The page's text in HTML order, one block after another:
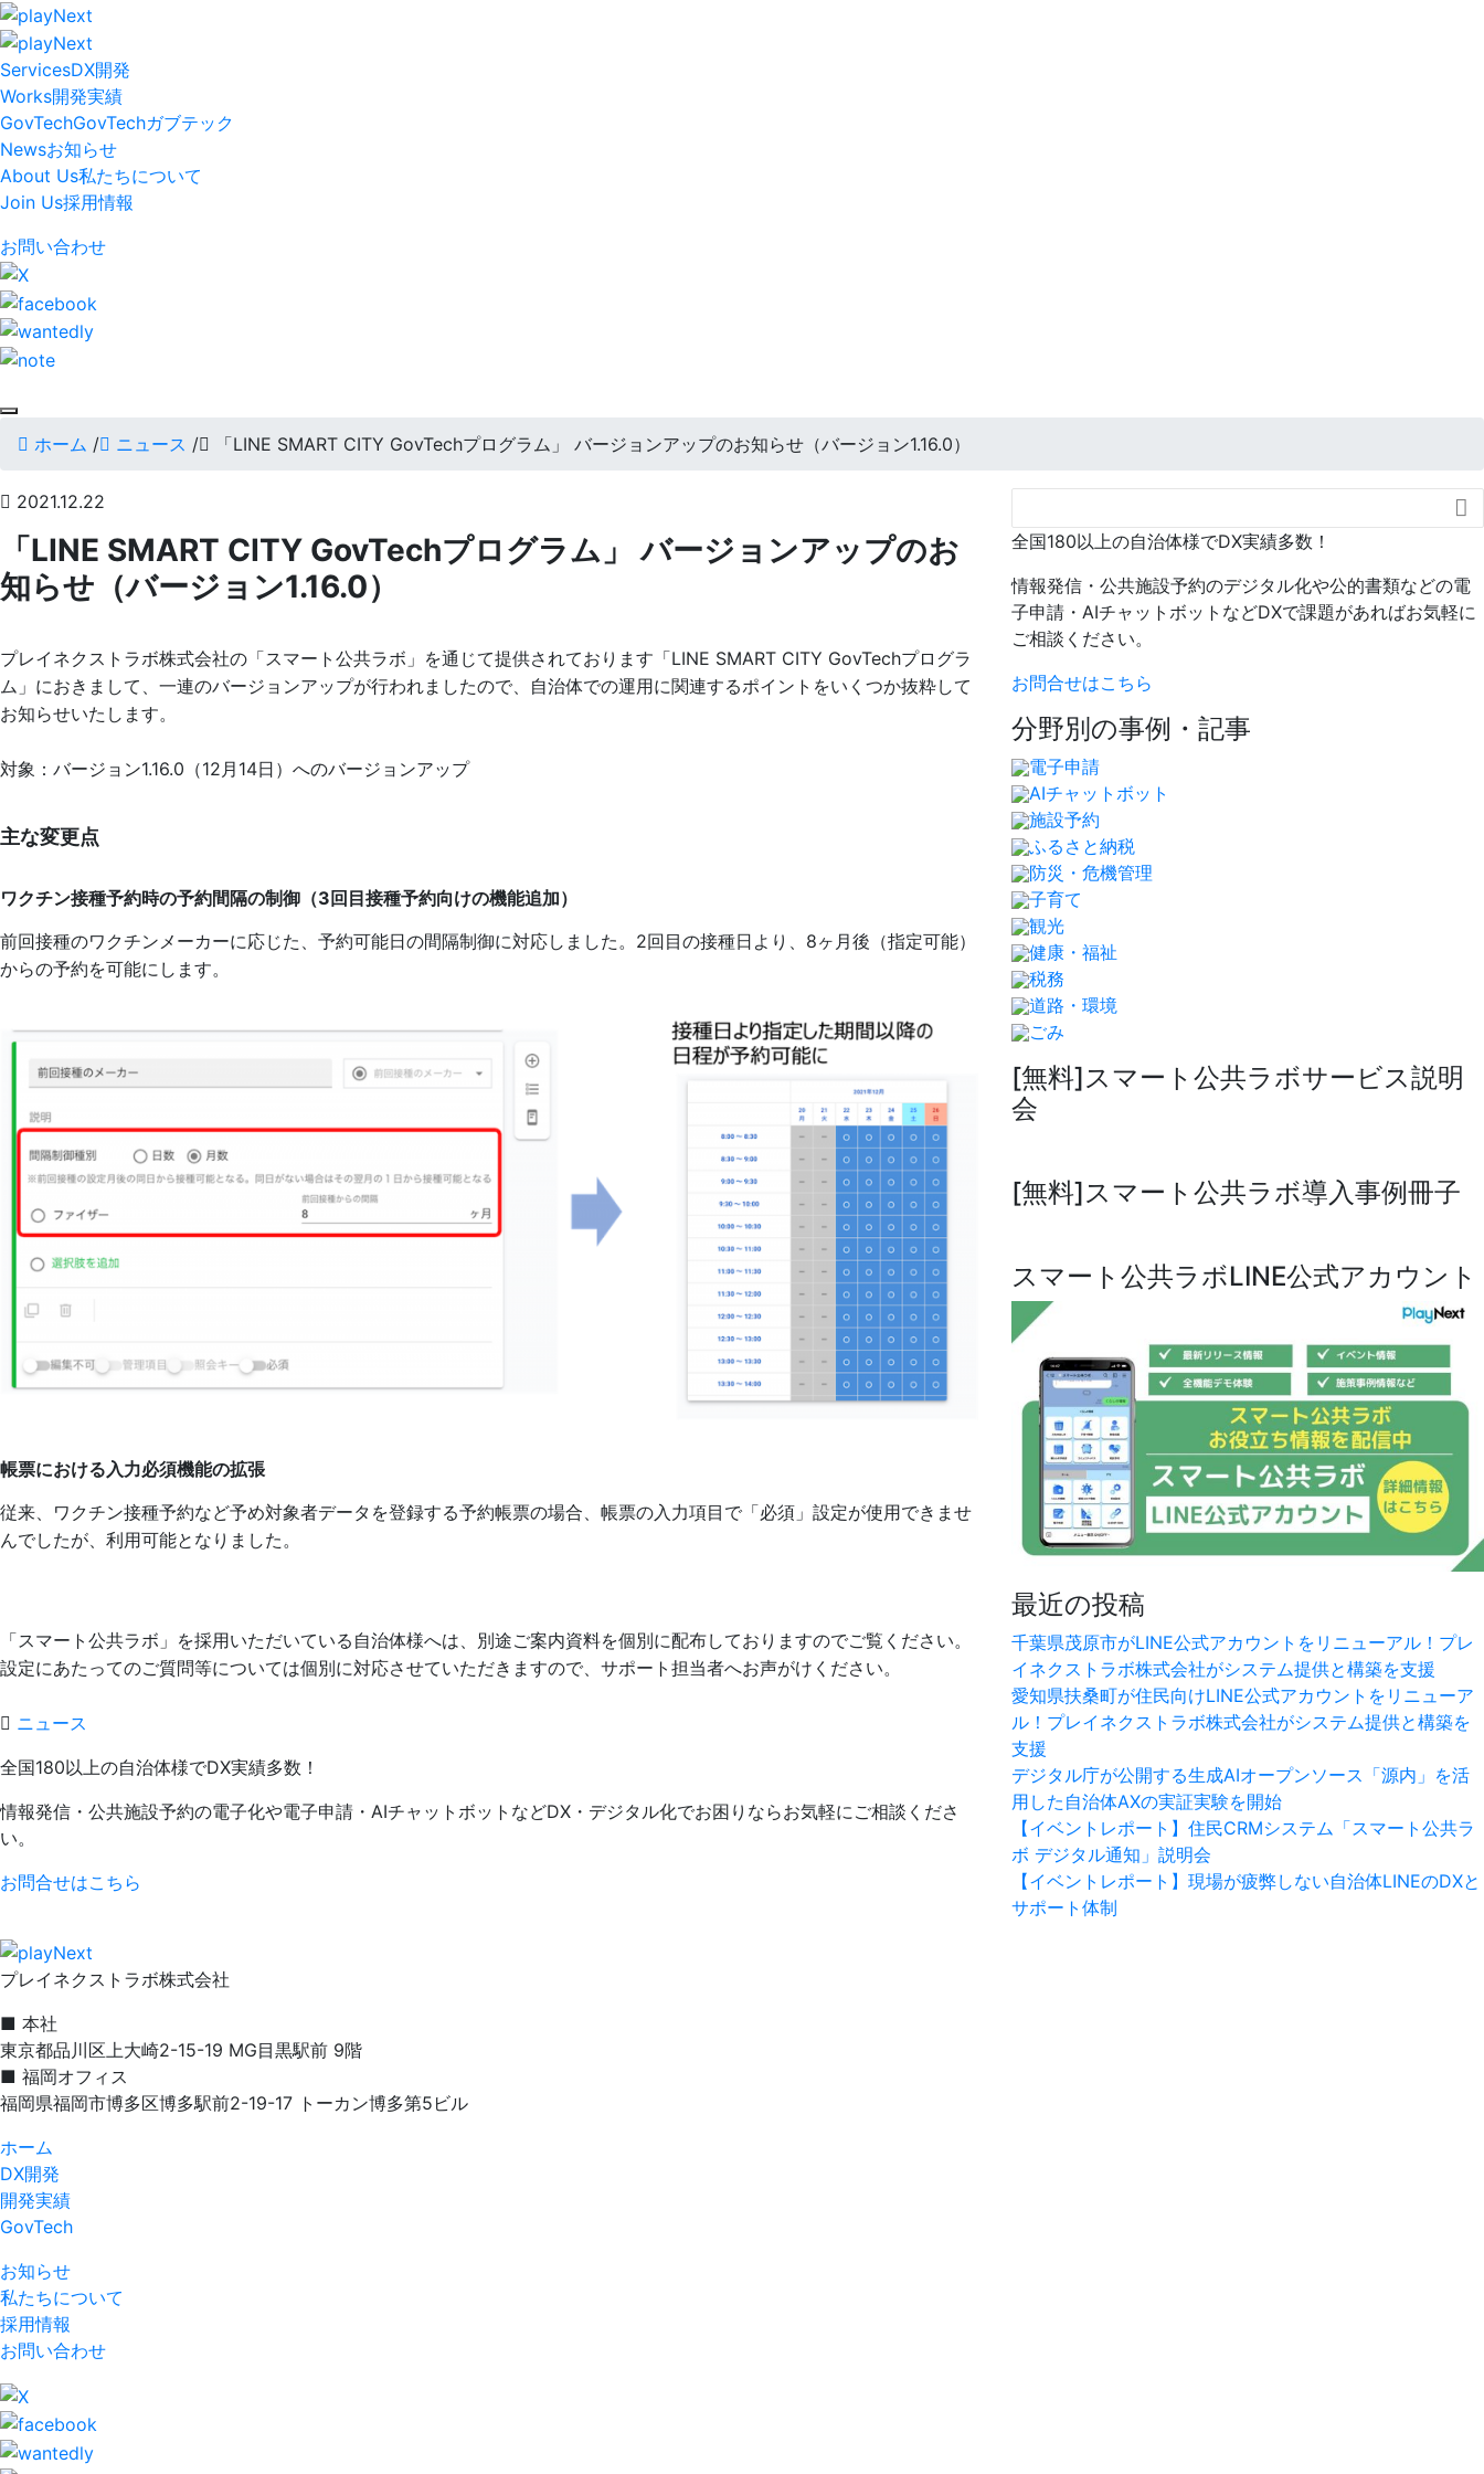
ServicesDX開発
Works開発実績
GovTechGovTechガブテック
Newsお知らせ
About Us私たちについて
Join Us採用情報
お問い合わせ
ホーム / ニュース / 「LINE SMART CITY GovTechプログラム」 バージョンアップのお知らせ（バージョン1.16.0）
2021.12.22
「LINE SMART CITY GovTechプログラム」 バージョンアップのお
知らせ（バージョン1.16.0）
プレイネクストラボ株式会社の「スマート公共ラボ」を通じて提供されております「LINE SMART CITY GovTechプログラ
ム」におきまして、一連のバージョンアップが行われましたので、自治体での運用に関連するポイントをいくつか抜粋して
お知らせいたします。
対象：バージョン1.16.0（12月14日）へのバージョンアップ
主な変更点
ワクチン接種予約時の予約間隔の制御（3回目接種予約向けの機能追加）
前回接種のワクチンメーカーに応じた、予約可能日の間隔制御に対応しました。2回目の接種日より、8ヶ月後（指定可能）
からの予約を可能にします。
帳票における入力必須機能の拡張
従来、ワクチン接種予約など予め対象者データを登録する予約帳票の場合、帳票の入力項目で「必須」設定が使用できませ
んでしたが、利用可能となりました。
「スマート公共ラボ」を採用いただいている自治体様へは、別途ご案内資料を個別に配布しておりますのでご覧ください。
設定にあたってのご質問等については個別に対応させていただきますので、サポート担当者へお声がけください。
ニュース
全国180以上の自治体様でDX実績多数！
情報発信・公共施設予約の電子化や電子申請・AIチャットボットなどDX・デジタル化でお困りならお気軽にご相談くださ
い。
お問合せはこちら

全国180以上の自治体様でDX実績多数！
情報発信・公共施設予約のデジタル化や公的書類などの電
子申請・AIチャットボットなどDXで課題があればお気軽に
ご相談ください。
お問合せはこちら
分野別の事例・記事
電子申請
AIチャットボット
施設予約
ふるさと納税
防災・危機管理
子育て
観光
健康・福祉
税務
道路・環境
ごみ
[無料]スマート公共ラボサービス説明
会
[無料]スマート公共ラボ導入事例冊子
スマート公共ラボLINE公式アカウント
最近の投稿
千葉県茂原市がLINE公式アカウントをリニューアル！プレ
イネクストラボ株式会社がシステム提供と構築を支援
愛知県扶桑町が住民向けLINE公式アカウントをリニューア
ル！プレイネクストラボ株式会社がシステム提供と構築を
支援
デジタル庁が公開する生成AIオープンソース「源内」を活
用した自治体AXの実証実験を開始
【イベントレポート】住民CRMシステム「スマート公共ラ
ボ デジタル通知」説明会
【イベントレポート】現場が疲弊しない自治体LINEのDXと
サポート体制
プレイネクストラボ株式会社
■ 本社
東京都品川区上大崎2-15-19 MG目黒駅前 9階
■ 福岡オフィス
福岡県福岡市博多区博多駅前2-19-17 トーカン博多第5ビル
ホーム
DX開発
開発実績
GovTech
お知らせ
私たちについて
採用情報
お問い合わせ